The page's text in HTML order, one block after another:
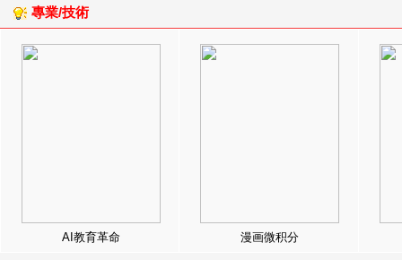
專業/技術
AI教育革命 漫画微积分